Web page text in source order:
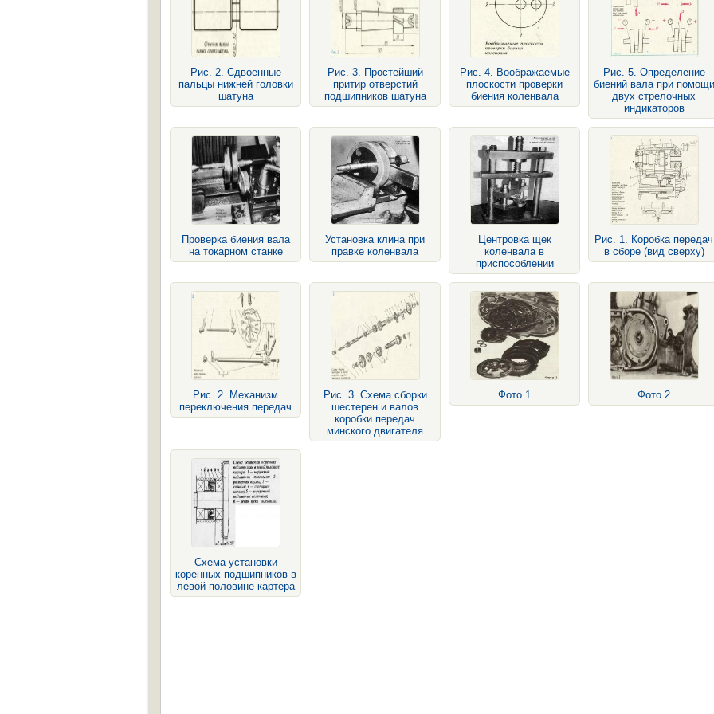
Рис. 2. Сдвоенные
пальцы нижней головки
шатуна
Рис. 3. Простейший
притир отверстий
подшипников шатуна
Рис. 4. Воображаемые
плоскости проверки
биения коленвала
Рис. 5. Определение
биений вала при помощи
двух стрелочных
индикаторов
Проверка биения вала
на токарном станке
Установка клина при
правке коленвала
Центровка щек
коленвала в
приспособлении
Рис. 1. Коробка передач
в сборе (вид сверху)
Рис. 2. Механизм
переключения передач
Рис. 3. Схема сборки
шестерен и валов
коробки передач
минского двигателя
Фото 1 Фото 2
Схема установки
коренных подшипников в
левой половине картера